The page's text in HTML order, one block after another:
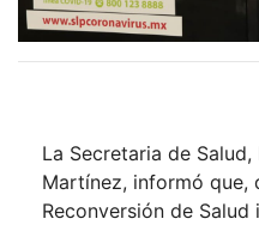
La Secretaria de
Martínez, informó que,
Reconversión de